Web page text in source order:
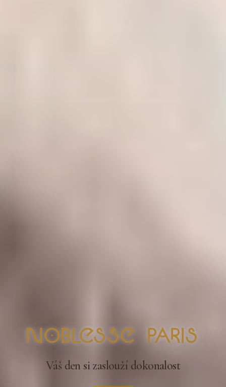
nOblesse Paris
Váš den si zaslouží dokonalost